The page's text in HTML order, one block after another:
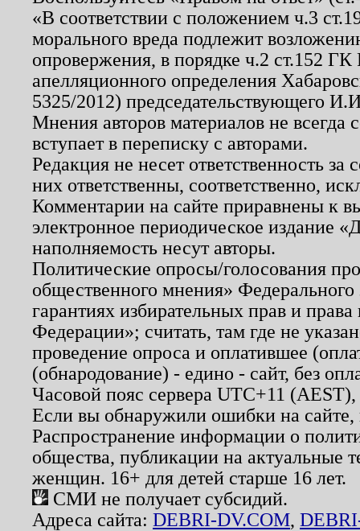
«В соответствии с положением ч.3
морального вреда подлежит
опровержения, в порядке ч.2 ст.152
апелляционного определения
5325/2012) председательствующего
Мнения авторов материалов не
вступает в переписку с авторами.
Редакция не несет ответственность
них ответственны, соответственно,
Комментарии на сайте приравнены к
электронное периодическое издание
наполняемость несут авторы.
Политические опросы/голосования
общественного мнения»
гарантиях избирательных прав и
Федерации»; считать, там где не
проведение опроса и оплатившее
(обнародование) - едино - сайт, без
Часовой пояс сервера UTC+11
Если вы обнаружили ошибки на
Распространение информации о
общества, публикации на актуальные
женщин. 16+ для детей старше 16 лет.
СМИ не получает субсидий.
Адреса сайта: DEBRI-DV.COM,